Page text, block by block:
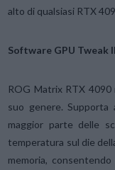
alto di qualsiasi RTX
Software GPU Tweak
ROG Matrix RTX
suo genere. Supporta
maggior parte delle
temperatura sul die
memoria, consentendo